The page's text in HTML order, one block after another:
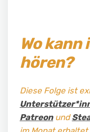
Wo kann
hören?
Diese Folge ist
Patreonund